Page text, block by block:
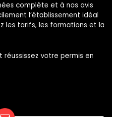
complète et à nos avis
l’établissement idéal
les tarifs, les formations et la
votre permis en